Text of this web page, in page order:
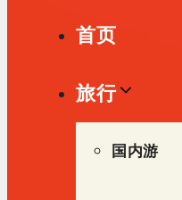
首页
旅行
国内游